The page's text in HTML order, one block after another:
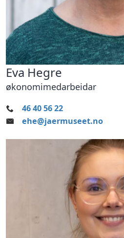
Eva Hegre
økonomimedarbeidar
46 40 56 22
ehe@jaermuseet.no